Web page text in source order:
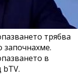
трябва
започнахме.
в
bTV.